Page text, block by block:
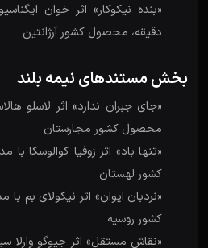
دقیقه، محصول کشور آرژانتین
بخش مستندهای نیمه بلند
محصول کشور مجارستان
کشور لهستان
کشور روسیه